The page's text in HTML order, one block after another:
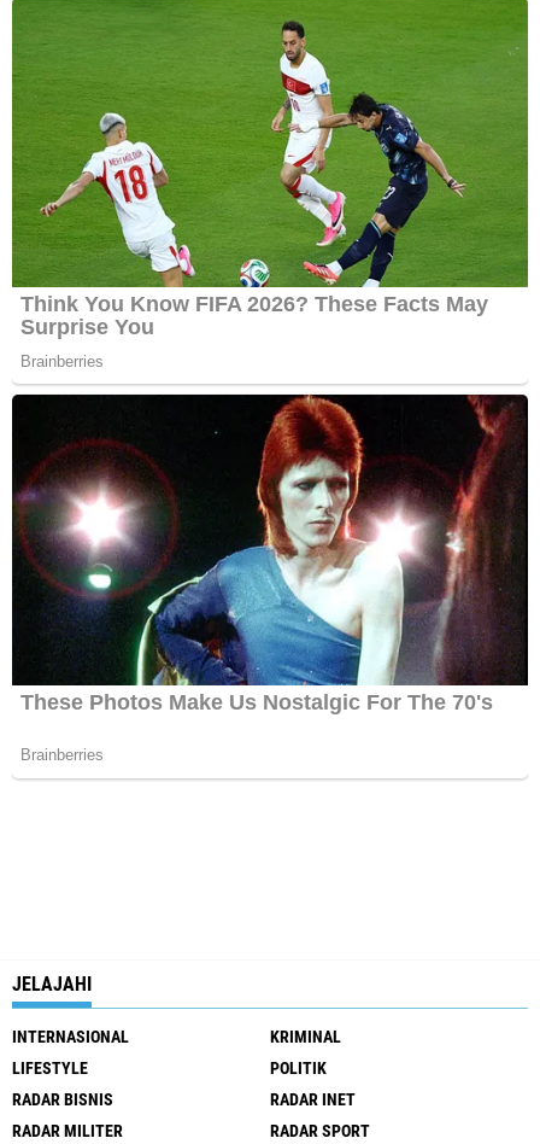
JELAJAHI
INTERNASIONAL
KRIMINAL
LIFESTYLE
POLITIK
RADAR BISNIS
RADAR INET
RADAR MILITER
RADAR SPORT